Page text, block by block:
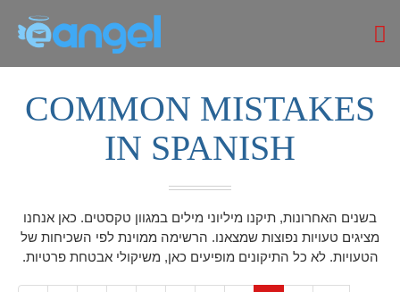
COMMON MISTAKES
IN SPANISH
בשנים האחרונות, תיקנו מיליוני מילים במגוון טקסטים. כאן אנחנו
מציגים טעויות נפוצות שמצאנו. הרשימה ממוינת לפי השכיחות של
הטעויות. לא כל התיקונים מופיעים כאן, משיקולי אבטחת פרטיות.